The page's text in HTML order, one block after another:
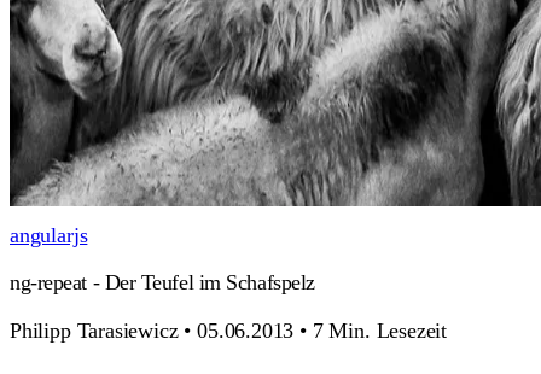
angularjs
ng-repeat - Der Teufel im Schafspelz
Philipp Tarasiewicz • 05.06.2013 • 7 Min. Lesezeit